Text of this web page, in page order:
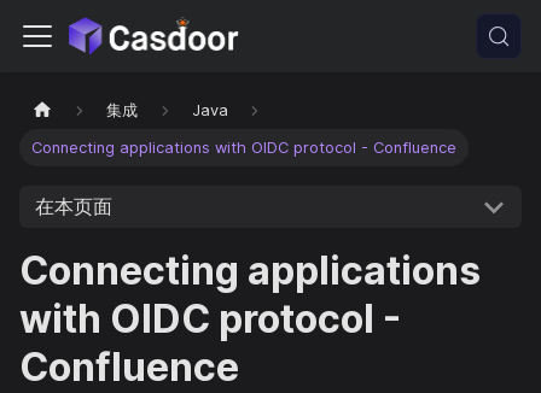
集成 Java
Connecting applications with OIDC protocol - Confluence
在本页面
Connecting applications
with OIDC protocol -
Confluence